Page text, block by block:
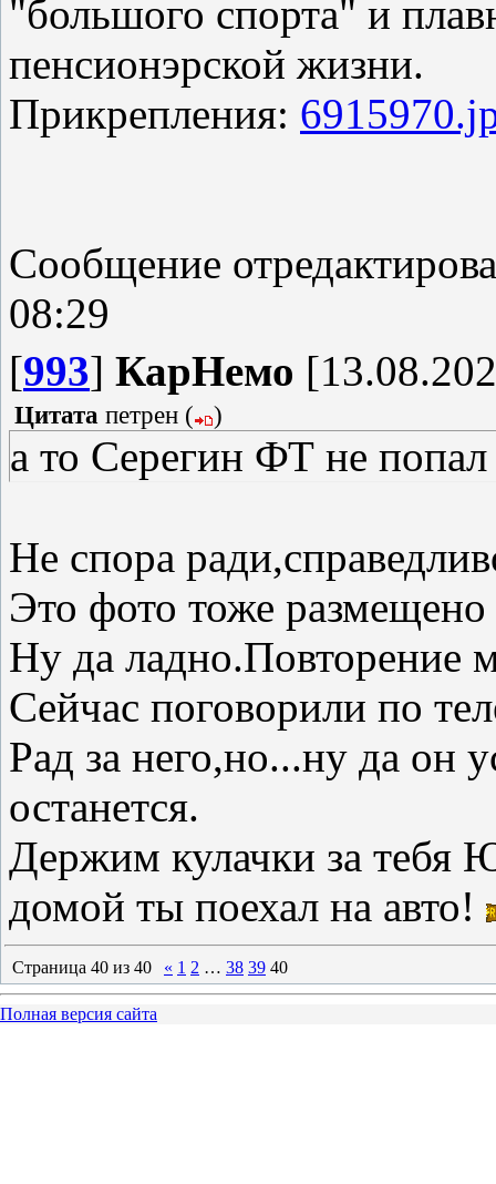
"большого спорта" и
пенсионэрской жизни.
Прикрепления:
Сообщение
08:29
[993] КарНемо
Цитата петрен ( )
а то Серегин ФТ не попал
Не спора
Это фото тоже
Ну да ладно.Повторение
Сейчас поговорили по
Рад за него,но...ну да он
останется.
Держим кулачки за тебя
домой ты поехал на авто!
Страница 40 из 40 « 1 2 … 38 39 40
Полная версия сайта